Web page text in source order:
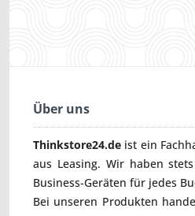
Über uns
Thinkstore24.de ist ein
aus Leasing. Wir haben
Business-Geräten für jedes
Bei unseren Produkten